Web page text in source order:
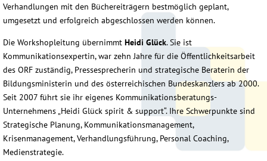
Verhandlungen mit den Büchereiträgern bestmöglich geplant,
umgesetzt und erfolgreich abgeschlossen werden können.
Die Workshopleitung übernimmt Heidi Glück. Sie ist
Kommunikationsexpertin, war zehn Jahre für die Öffentlichkeitsarbeit
des ORF zuständig, Pressesprecherin und strategische Beraterin der
Bildungsministerin und des österreichischen Bundeskanzlers ab 2000.
Seit 2007 führt sie ihr eigenes Kommunikationsberatungs-
Unternehmens „Heidi Glück spirit & support“. Ihre Schwerpunkte sind
Strategische Planung, Kommunikationsmanagement,
Krisenmanagement, Verhandlungsführung, Personal Coaching,
Medienstrategie.